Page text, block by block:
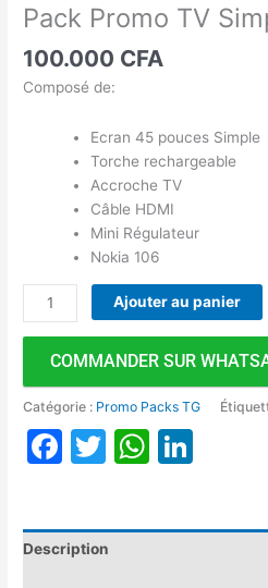
Pack Promo TV
100.000 CFA
Composé de:
Ecran 45 pouces Simple
Torche rechargeable
Accroche TV
Câble HDMI
Mini Régulateur
Nokia 106
Ajouter au panier
COMMANDER SUR
Catégorie : Promo Packs TG
Facebook
Twitter
Description